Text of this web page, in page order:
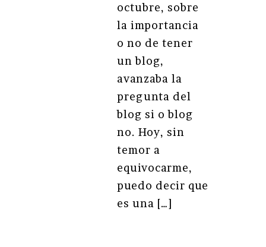
octubre, sobre
la importancia
o no de tener
un blog,
avanzaba la
pregunta del
blog si o blog
no. Hoy, sin
temor a
equivocarme,
puedo decir que
es una […]